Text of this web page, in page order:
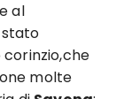
al
molte